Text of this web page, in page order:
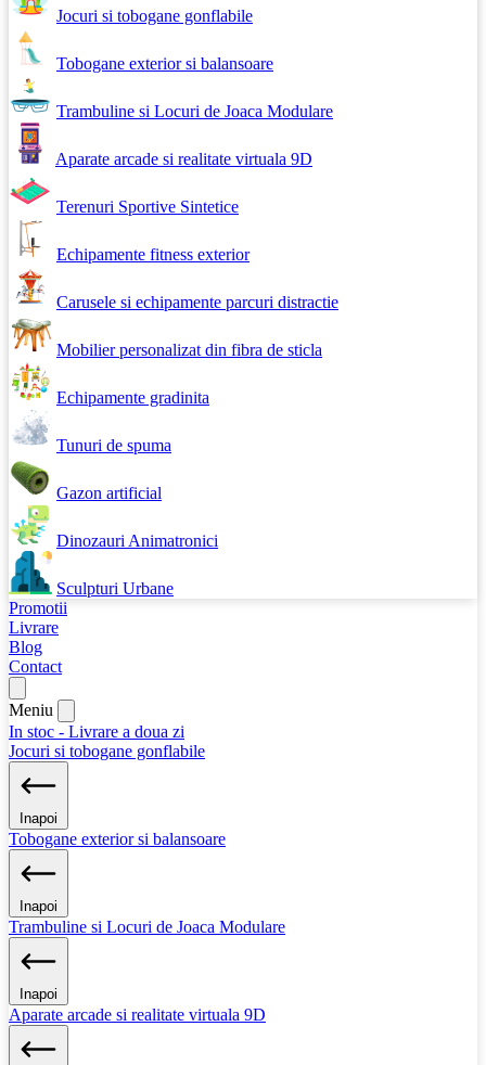
Jocuri si tobogane gonflabile
Tobogane exterior si balansoare
Trambuline si Locuri de Joaca Modulare
Aparate arcade si realitate virtuala 9D
Terenuri Sportive Sintetice
Echipamente fitness exterior
Carusele si echipamente parcuri distractie
Mobilier personalizat din fibra de sticla
Echipamente gradinita
Tunuri de spuma
Gazon artificial
Dinozauri Animatronici
Sculpturi Urbane
Promotii
Livrare
Blog
Contact
Meniu
In stoc - Livrare a doua zi
Jocuri si tobogane gonflabile
Inapoi
Tobogane exterior si balansoare
Inapoi
Trambuline si Locuri de Joaca Modulare
Inapoi
Aparate arcade si realitate virtuala 9D